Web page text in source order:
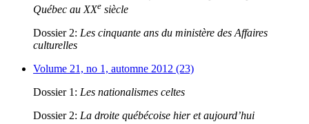
Québec au XXe siècle
Dossier 2: Les cinquante ans du ministère des Affaires
culturelles
Volume 21, no 1, automne 2012 (23)
Dossier 1: Les nationalismes celtes
Dossier 2: La droite québécoise hier et aujourd’hui